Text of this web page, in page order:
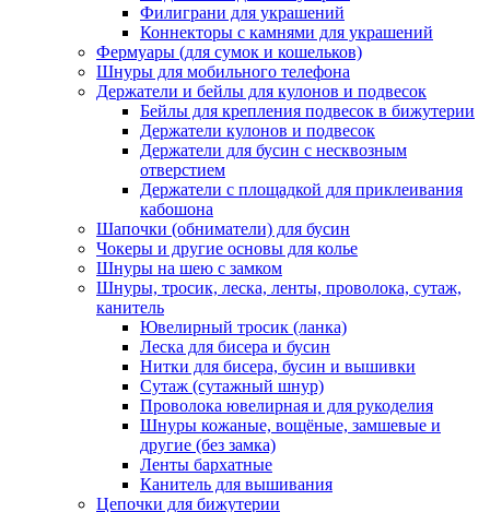
Филиграни для украшений
Коннекторы с камнями для украшений
Фермуары (для сумок и кошельков)
Шнуры для мобильного телефона
Держатели и бейлы для кулонов и подвесок
Бейлы для крепления подвесок в бижутерии
Держатели кулонов и подвесок
Держатели для бусин с несквозным
отверстием
Держатели с площадкой для приклеивания
кабошона
Шапочки (обниматели) для бусин
Чокеры и другие основы для колье
Шнуры на шею с замком
Шнуры, тросик, леска, ленты, проволока, сутаж,
канитель
Ювелирный тросик (ланка)
Леска для бисера и бусин
Нитки для бисера, бусин и вышивки
Сутаж (сутажный шнур)
Проволока ювелирная и для рукоделия
Шнуры кожаные, вощёные, замшевые и
другие (без замка)
Ленты бархатные
Канитель для вышивания
Цепочки для бижутерии